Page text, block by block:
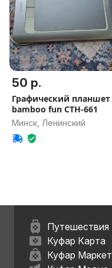
50 р.
Графический планшет
bamboo fun CTH-661
Минск, Ленинский
Путешествия
Куфар Карта
Куфар Маркет